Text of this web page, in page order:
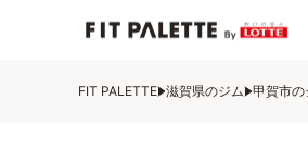
FIT PALETTE 滋賀県のジム 甲賀市の